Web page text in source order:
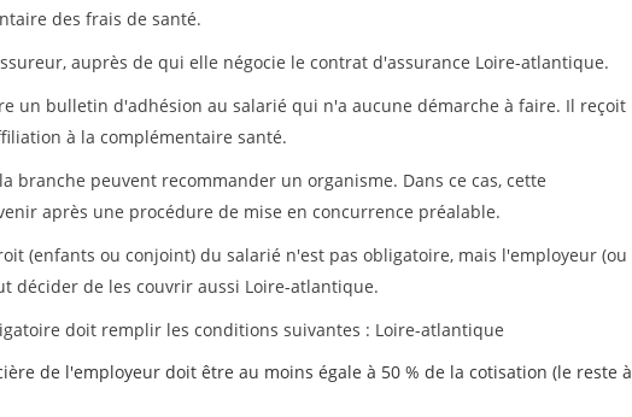
des frais de santé.
auprès de qui elle négocie le contrat d'assurance Loire-atlantique.
un bulletin d'adhésion au salarié qui n'a aucune démarche à faire. Il reçoit
à la complémentaire santé.
branche peuvent recommander un organisme. Dans ce cas, cette
après une procédure de mise en concurrence préalable.
(enfants ou conjoint) du salarié n'est pas obligatoire, mais l'employeur (ou
décider de les couvrir aussi Loire-atlantique.
doit remplir les conditions suivantes : Loire-atlantique
de l'employeur doit être au moins égale à 50 % de la cotisation (le reste à